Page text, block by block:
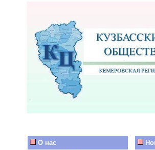
О нас